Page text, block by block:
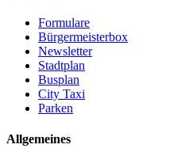
Formulare
Bürgermeisterbox
Newsletter
Stadtplan
Busplan
City Taxi
Parken
Allgemeines